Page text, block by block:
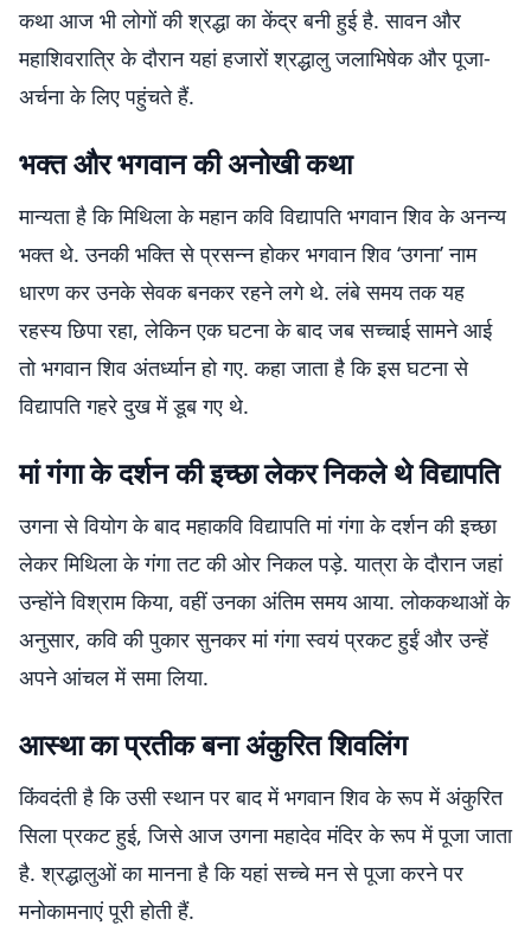
कथा आज भी लोगों की श्रद्धा का केंद्र बनी हुई है. सावन और
महाशिवरात्रि के दौरान यहां हजारों श्रद्धालु जलाभिषेक और पूजा-
अर्चना के लिए पहुंचते हैं.
भक्त और भगवान की अनोखी कथा
मान्यता है कि मिथिला के महान कवि विद्यापति भगवान शिव के अनन्य
भक्त थे. उनकी भक्ति से प्रसन्न होकर भगवान शिव ‘उगना’ नाम
धारण कर उनके सेवक बनकर रहने लगे थे. लंबे समय तक यह
रहस्य छिपा रहा, लेकिन एक घटना के बाद जब सच्चाई सामने आई
तो भगवान शिव अंतर्ध्यान हो गए. कहा जाता है कि इस घटना से
विद्यापति गहरे दुख में डूब गए थे.
मां गंगा के दर्शन की इच्छा लेकर निकले थे विद्यापति
उगना से वियोग के बाद महाकवि विद्यापति मां गंगा के दर्शन की इच्छा
लेकर मिथिला के गंगा तट की ओर निकल पड़े. यात्रा के दौरान जहां
उन्होंने विश्राम किया, वहीं उनका अंतिम समय आया. लोककथाओं के
अनुसार, कवि की पुकार सुनकर मां गंगा स्वयं प्रकट हुईं और उन्हें
अपने आंचल में समा लिया.
आस्था का प्रतीक बना अंकुरित शिवलिंग
किंवदंती है कि उसी स्थान पर बाद में भगवान शिव के रूप में अंकुरित
सिला प्रकट हुई, जिसे आज उगना महादेव मंदिर के रूप में पूजा जाता
है. श्रद्धालुओं का मानना है कि यहां सच्चे मन से पूजा करने पर
मनोकामनाएं पूरी होती हैं.